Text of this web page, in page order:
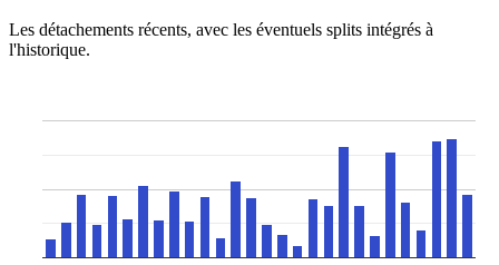
Les détachements récents, avec les éventuels splits intégrés à
l'historique.